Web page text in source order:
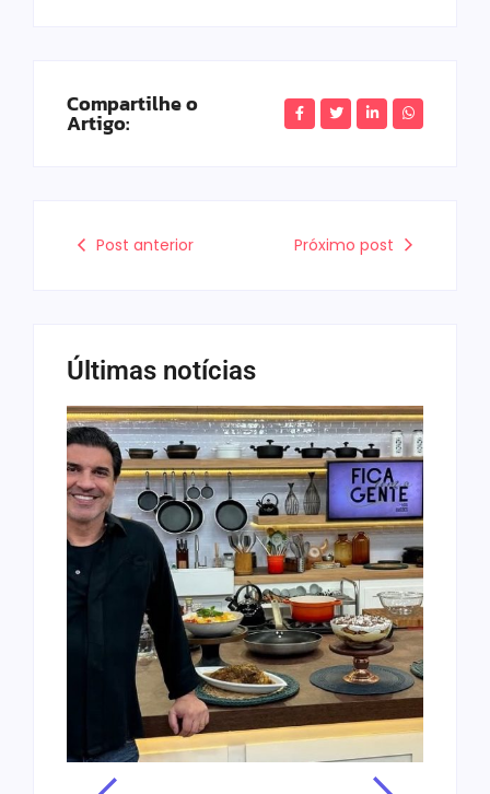
Compartilhe o
Artigo:
Post anterior Próximo post
Últimas notícias